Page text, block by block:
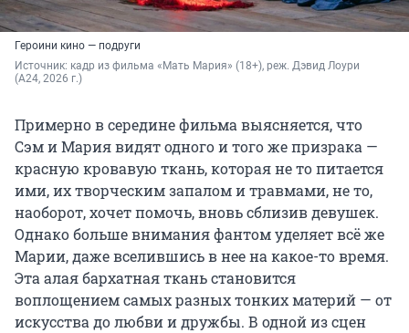
Героини кино — подруги
Источник: кадр из фильма «Мать Мария» (18+), реж. Дэвид Лоури
(A24, 2026 г.)
Примерно в середине фильма выясняется, что
Сэм и Мария видят одного и того же призрака —
красную кровавую ткань, которая не то питается
ими, их творческим запалом и травмами, не то,
наоборот, хочет помочь, вновь сблизив девушек.
Однако больше внимания фантом уделяет всё же
Марии, даже вселившись в нее на какое-то время.
Эта алая бархатная ткань становится
воплощением самых разных тонких материй — от
искусства до любви и дружбы. В одной из сцен